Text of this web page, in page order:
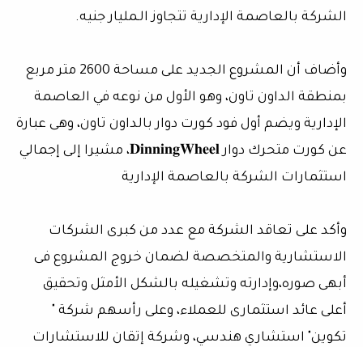
الشركة بالعاصمة الإدارية تتجاوز الـمليار جنيه.
وأضاف أن المشروع الجديد على مساحة 2600 متر مربع
بمنطقة الداون تاون، وهو الأول من نوعه في العاصمة
الإدارية ويضم أول فود كورت دوار بالداون تاون، وهى عبارة
عن كورت متحرك دوار 𝐃𝐢𝐧𝐧𝐢𝐧𝐠𝐖𝐡𝐞𝐞𝐥، مشيرا إلى إجمالي
استثمارات الشركة بالعاصمة الإدارية
وأكد على تعاقد الشركة مع عدد من كبرى الشركات
الاستشارية والمتخصصة لضمان خروج المشروع فى
أبهى صوره،وإدارته وتشغيله بالشكل الأمثل وتحقيق
أعلى عائد استثمارى للعملاء، وعلى رأسهم شركة "
تكوين" استشاري هندسي، وشركة إتقان للاستشارات